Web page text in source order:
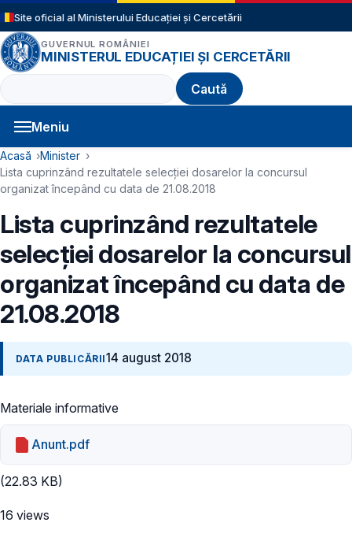
Sari la conținutul principal
Site oficial al Ministerului Educației și Cercetării
GUVERNUL ROMÂNIEI
MINISTERUL EDUCAȚIEI ȘI CERCETĂRII
Caută
Meniu
Navigație principală
Cale de navigare
Acasă
Minister
Lista cuprinzând rezultatele selecției dosarelor la concursul
organizat începând cu data de 21.08.2018
Lista cuprinzând rezultatele
selecției dosarelor la concursul
organizat începând cu data de
21.08.2018
DATA PUBLICĂRII14 august 2018
Materiale informative
Anunt.pdf
(22.83 KB)
16 views